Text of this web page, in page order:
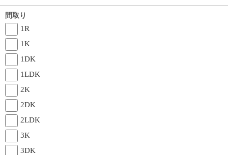
間取り
1R
1K
1DK
1LDK
2K
2DK
2LDK
3K
3DK